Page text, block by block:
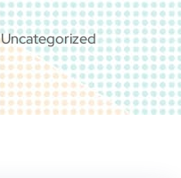
Uncategorized